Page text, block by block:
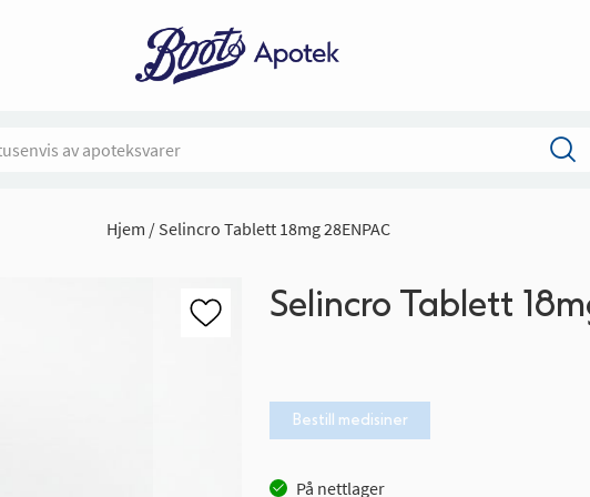
Hjem Selincro Tablett 18mg 28ENPAC
Selincro Tablett
Bestill medisiner
På nettlager